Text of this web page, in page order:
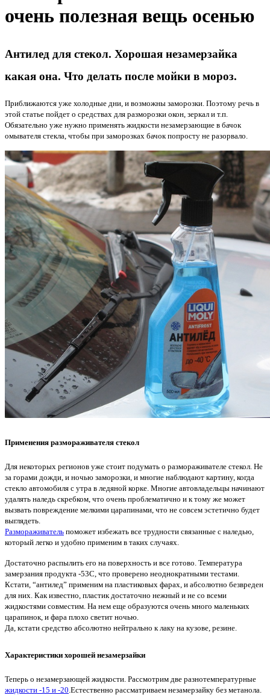
очень полезная вещь осенью
Антилед для стекол. Хорошая незамерзайка
какая она. Что делать после мойки в мороз.
Приближаются уже холодные дни, и возможны заморозки. Поэтому речь в
этой статье пойдет о средствах для разморозки окон, зеркал и т.п.
Обязательно уже нужно применять жидкости незамерзающие в бачок
омывателя стекла, чтобы при заморозках бачок попросту не разорвало.
Применения размораживателя стекол
Для некоторых регионов уже стоит подумать о размораживателе стекол. Не
за горами дожди, и ночью заморозки, и многие наблюдают картину, когда
стекло автомобиля с утра в ледяной корке. Многие автовладельцы начинают
удалять наледь скребком, что очень проблематично и к тому же может
вызвать повреждение мелкими царапинами, что не совсем эстетично будет
выглядеть.
Размораживатель поможет избежать все трудности связанные с наледью,
который легко и удобно применим в таких случаях.
Достаточно распылить его на поверхность и все готово. Температура
замерзания продукта -53C, что проверено неоднократными тестами.
Кстати, “антилед” применим на пластиковых фарах, и абсолютно безвреден
для них. Как известно, пластик достаточно нежный и не со всеми
жидкостями совместим. На нем еще образуются очень много маленьких
царапинок, и фара плохо светит ночью.
Да, кстати средство абсолютно нейтрально к лаку на кузове, резине.
Характеристики хорошей незамерзайки
Теперь о незамерзающей жидкости. Рассмотрим две разнотемпературные
жидкости -15 и -20 .Естественно рассматриваем незамерзайку без метанола.